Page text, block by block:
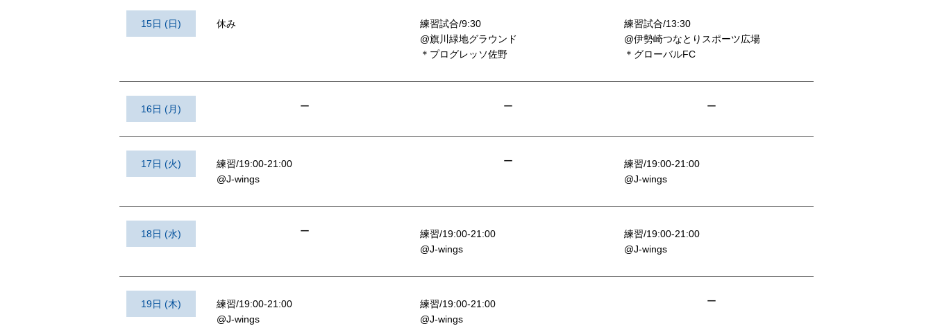
15日 (日) 休み
練習試合/9:30
@旗川緑地グラウンド
＊プログレッソ佐野
練習試合/13:30
@伊勢崎つなとりスポーツ広場
＊グローバルFC
16日 (月) ー ー ー
17日 (火)
練習/19:00-21:00
@J-wings
ー
練習/19:00-21:00
@J-wings
18日 (水) ー
練習/19:00-21:00
@J-wings
練習/19:00-21:00
@J-wings
19日 (木)
練習/19:00-21:00
@J-wings
練習/19:00-21:00
@J-wings
ー